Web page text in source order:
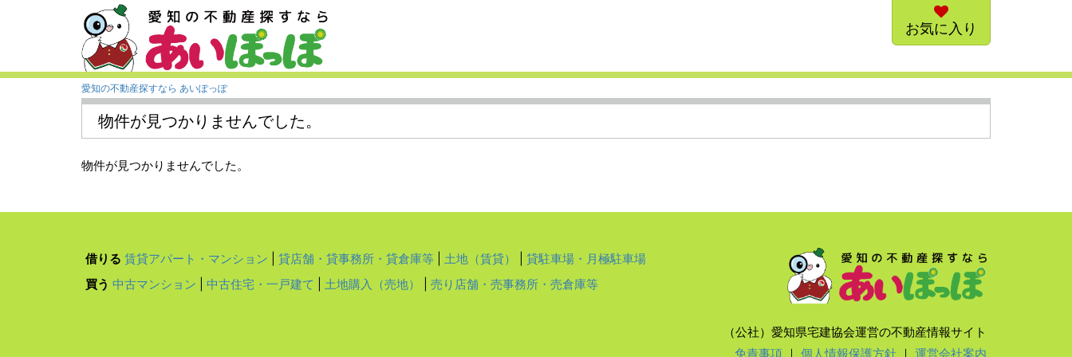
お気に入り
愛知の不動産探すなら あいぽっぽ
物件が見つかりませんでした。
物件が見つかりませんでした。
借りる 賃貸アパート・マンション 貸店舗・貸事務所・貸倉庫等 土地（賃貸）
貸駐車場・月極駐車場
買う 中古マンション 中古住宅・一戸建て 土地購入（売地） 売り店舗・売事務所・売倉庫等
（公社）愛知県宅建協会運営の不動産情報サイト
免責事項｜ 個人情報保護方針｜ 運営会社案内